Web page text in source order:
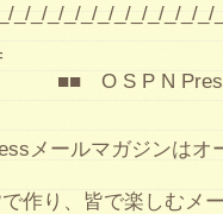
_/_/_/_/_/_/_/_/_/_/_/
P N
ルマガジンはオー
楽しむメール